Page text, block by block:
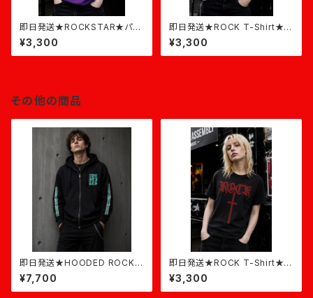
即日発送★ROCKSTAR★パー
プル×ピンク
¥3,300
即日発送★ROCK T-Shirt★黒
×ピンク
¥3,300
その他の商品
即日発送★HOODED ROCK★
黒×ミント
¥7,700
即日発送★ROCK T-Shirt★黒
×バーガンディ
¥3,300